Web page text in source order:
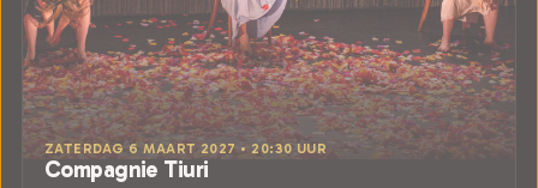
ZATERDAG 6 MAART 2027 • 20:30 UUR
Compagnie Tiuri